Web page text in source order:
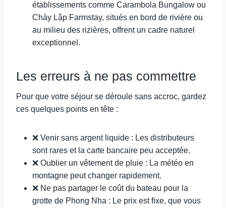
établissements comme Carambola Bungalow ou
Chày Lập Farmstay, situés en bord de rivière ou
au milieu des rizières, offrent un cadre naturel
exceptionnel.
Les erreurs à ne pas commettre
Pour que votre séjour se déroule sans accroc, gardez
ces quelques points en tête :
❌ Venir sans argent liquide : Les distributeurs
sont rares et la carte bancaire peu acceptée.
❌ Oublier un vêtement de pluie : La météo en
montagne peut changer rapidement.
❌ Ne pas partager le coût du bateau pour la
grotte de Phong Nha : Le prix est fixe, que vous